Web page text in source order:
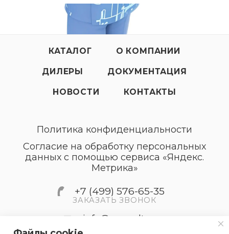
КАТАЛОГ О КОМПАНИИ
ДИЛЕРЫ ДОКУМЕНТАЦИЯ
НОВОСТИ КОНТАКТЫ
Политика конфиденциальности
Согласие на обработку персональных
данных с помощью сервиса «Яндекс.
Метрика»
+7 (499) 576-65-35
ЗАКАЗАТЬ ЗВОНОК
info@accordtec.ru